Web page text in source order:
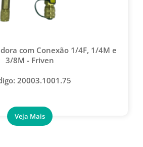
com Conexão 1/4F, 1/4M e
3/8M - Friven
20003.1001.75